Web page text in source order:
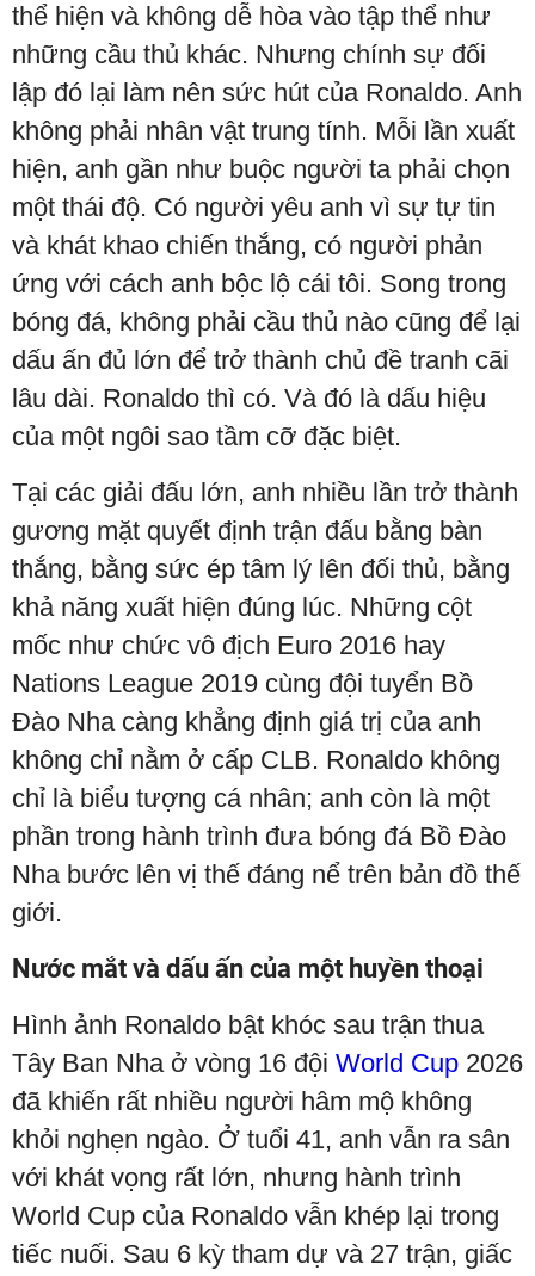
thể hiện và không dễ hòa vào tập thể như
những cầu thủ khác. Nhưng chính sự đối
lập đó lại làm nên sức hút của Ronaldo. Anh
không phải nhân vật trung tính. Mỗi lần xuất
hiện, anh gần như buộc người ta phải chọn
một thái độ. Có người yêu anh vì sự tự tin
và khát khao chiến thắng, có người phản
ứng với cách anh bộc lộ cái tôi. Song trong
bóng đá, không phải cầu thủ nào cũng để lại
dấu ấn đủ lớn để trở thành chủ đề tranh cãi
lâu dài. Ronaldo thì có. Và đó là dấu hiệu
của một ngôi sao tầm cỡ đặc biệt.
Tại các giải đấu lớn, anh nhiều lần trở thành
gương mặt quyết định trận đấu bằng bàn
thắng, bằng sức ép tâm lý lên đối thủ, bằng
khả năng xuất hiện đúng lúc. Những cột
mốc như chức vô địch Euro 2016 hay
Nations League 2019 cùng đội tuyển Bồ
Đào Nha càng khẳng định giá trị của anh
không chỉ nằm ở cấp CLB. Ronaldo không
chỉ là biểu tượng cá nhân; anh còn là một
phần trong hành trình đưa bóng đá Bồ Đào
Nha bước lên vị thế đáng nể trên bản đồ thế
giới.
Nước mắt và dấu ấn của một huyền thoại
Hình ảnh Ronaldo bật khóc sau trận thua
Tây Ban Nha ở vòng 16 đội World Cup 2026
đã khiến rất nhiều người hâm mộ không
khỏi nghẹn ngào. Ở tuổi 41, anh vẫn ra sân
với khát vọng rất lớn, nhưng hành trình
World Cup của Ronaldo vẫn khép lại trong
tiếc nuối. Sau 6 kỳ tham dự và 27 trận, giấc